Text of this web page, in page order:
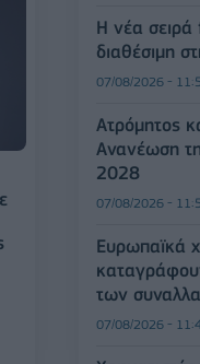
Η νέα
διαθέσιμη
07/08/2026 -
Ατρόμητος
Ανανέωση
2028
07/08/2026 -
Ευρωπαϊκά
των
07/08/2026 -